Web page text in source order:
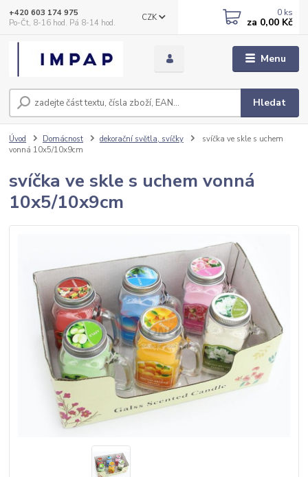
Menu
CZK
Hledat
+420 603 174 975
Po-Čt, 8-16 hod. Pá 8-14 hod.
0 ks
za 0,00 Kč
Úvod Domácnost dekorační světla, svíčky
svíčka ve skle s uchem
vonná 10x5/10x9cm
svíčka ve skle s uchem vonná
10x5/10x9cm